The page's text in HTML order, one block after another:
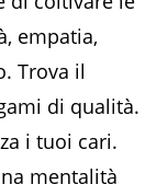
empatia,
Trova il
di qualità.
i tuoi cari.
mentalità